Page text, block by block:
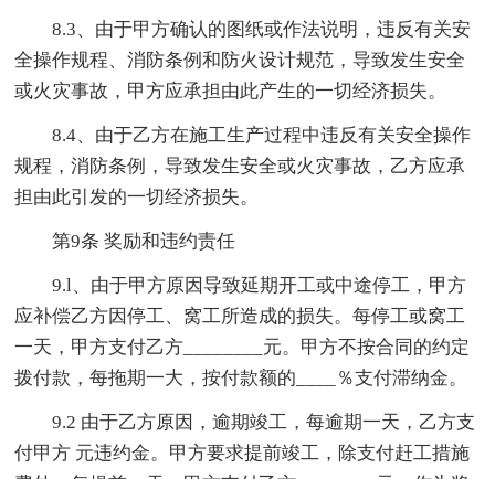
8.3、由于甲方确认的图纸或作法说明，违反有关安
全操作规程、消防条例和防火设计规范，导致发生安全
或火灾事故，甲方应承担由此产生的一切经济损失。
8.4、由于乙方在施工生产过程中违反有关安全操作
规程，消防条例，导致发生安全或火灾事故，乙方应承
担由此引发的一切经济损失。
第9条 奖励和违约责任
9.l、由于甲方原因导致延期开工或中途停工，甲方
应补偿乙方因停工、窝工所造成的损失。每停工或窝工
一天，甲方支付乙方________元。甲方不按合同的约定
拨付款，每拖期一大，按付款额的____％支付滞纳金。
9.2 由于乙方原因，逾期竣工，每逾期一天，乙方支
付甲方 元违约金。甲方要求提前竣工，除支付赶工措施